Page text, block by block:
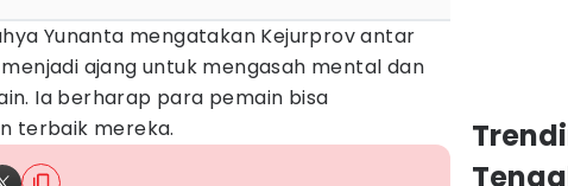
Yunanta mengatakan Kejurprov antar
ajang untuk mengasah mental dan
Ia berharap para pemain bisa
terbaik mereka.